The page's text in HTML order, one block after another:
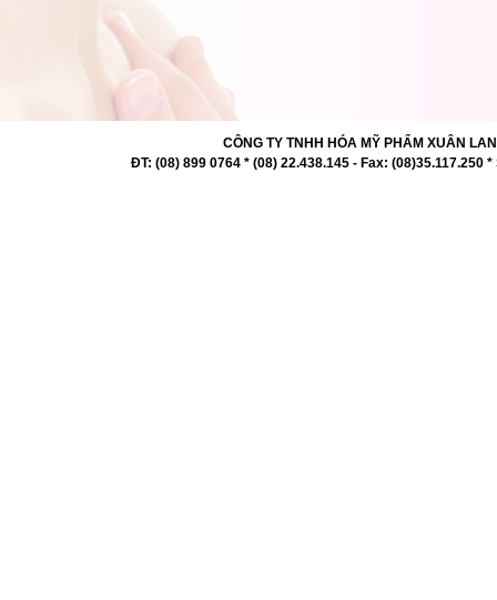
CÔNG TY TNHH HÓA MỸ PHẨM XUÂN
ĐT: (08) 899 0764 * (08) 22.438.145 - Fax: